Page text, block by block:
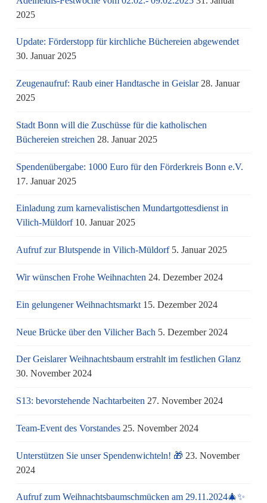
2025
Update: Förderstopp für kirchliche Büchereien abgewendet
30. Januar 2025
Zeugenaufruf: Raub einer Handtasche in Geislar 28. Januar
2025
Stadt Bonn will die Zuschüsse für die katholischen
Büchereien streichen 28. Januar 2025
Spendenübergabe: 1000 Euro für den Förderkreis Bonn e.V.
17. Januar 2025
Einladung zum karnevalistischen Mundartgottesdienst in
Vilich-Müldorf 10. Januar 2025
Aufruf zur Blutspende in Vilich-Müldorf 5. Januar 2025
Wir wünschen Frohe Weihnachten 24. Dezember 2024
Ein gelungener Weihnachtsmarkt 15. Dezember 2024
Neue Brücke über den Vilicher Bach 5. Dezember 2024
Der Geislarer Weihnachtsbaum erstrahlt im festlichen Glanz
30. November 2024
S13: bevorstehende Nachtarbeiten 27. November 2024
Team-Event des Vorstandes 25. November 2024
Unterstützen Sie unser Spendenwichteln! 🎁 23. November
2024
Aufruf zum Weihnachtsbaumschmücken am 29.11.2024🎄✨